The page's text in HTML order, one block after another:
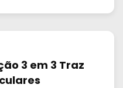
3 em 3 Traz